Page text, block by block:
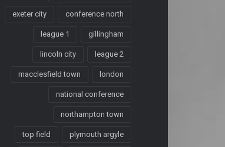
conference north
exeter city
gillingham
league 1
league 2
lincoln city
london
macclesfield town
national conference
northampton town
plymouth argyle
top field